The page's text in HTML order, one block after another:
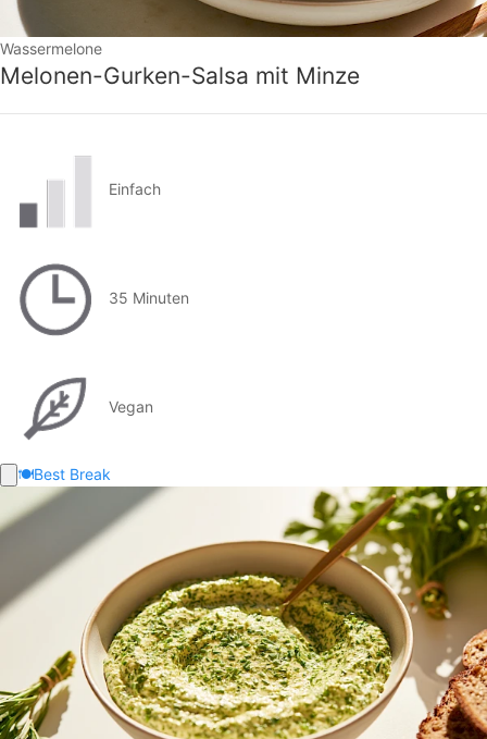
Wassermelone
Melonen-Gurken-Salsa mit Minze
Einfach
35 Minuten
Vegan
🍽️Best Break